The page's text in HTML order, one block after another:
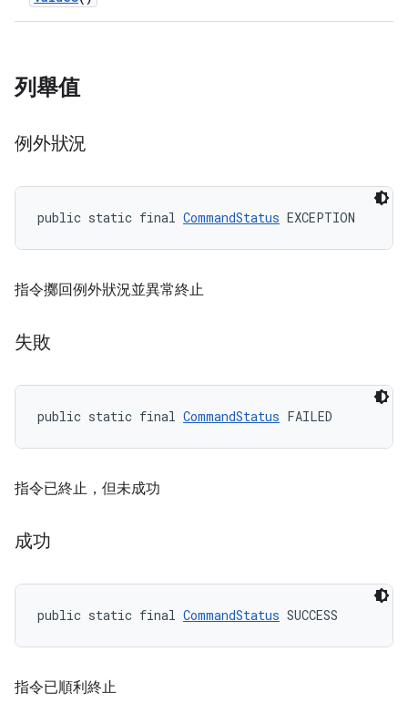
列舉值
例外狀況
public static final CommandStatus EXCEPTION
指令擲回例外狀況並異常終止
失敗
public static final CommandStatus FAILED
指令已終止，但未成功
成功
public static final CommandStatus SUCCESS
指令已順利終止